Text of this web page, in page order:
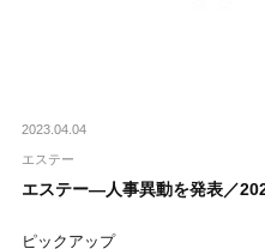
2023.04.04
エステー
エステー―人事異動を発表／
ピックアップ